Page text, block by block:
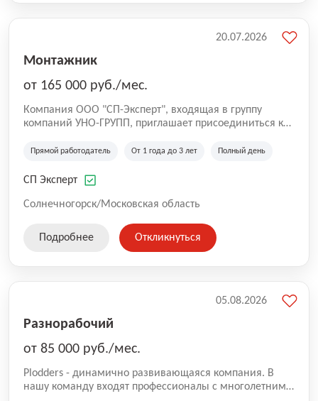
Монтажник
от 165 000 руб./мес.
Компания ООО "СП-Эксперт", входящая в группу
компаний УНО-ГРУПП, приглашает присоединиться к
работаем на рынке с 2005 года и оказываем комплекс
зданий из гибридных модульных блоков свободной
гибридно-модульного строительства.
Прямой работодатель От 1 года до 3 лет Полный день
СП Эксперт
Солнечногорск/Московская область
20.07.2026
Подробнее Откликнуться
Разнорабочий
от 85 000 руб./мес.
Plodders - динамично развивающаяся компания. В
нашу команду входят профессионалы с многолетним
05.08.2026